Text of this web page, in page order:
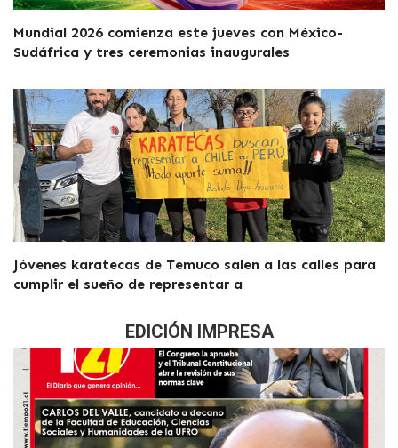
Mundial 2026 comienza este jueves con México-
Sudáfrica y tres ceremonias inaugurales
Jóvenes karatecas de Temuco salen a las calles para
cumplir el sueño de representar a
EDICIÓN IMPRESA